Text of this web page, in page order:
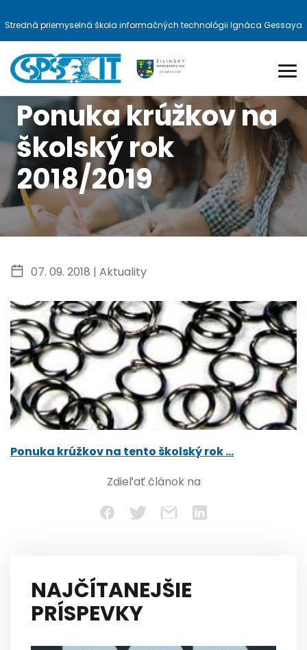
Stredná priemyselná škola informačných technológii Ignáca Gessaya
Ponuka krúžkov na
školský rok
2018/2019
07. 09. 2018 | Aktuality
Ponuka krúžkov na tento školský rok …
Zdieľať článok na
NAJČÍTANEJŠIE
PRÍSPEVKY